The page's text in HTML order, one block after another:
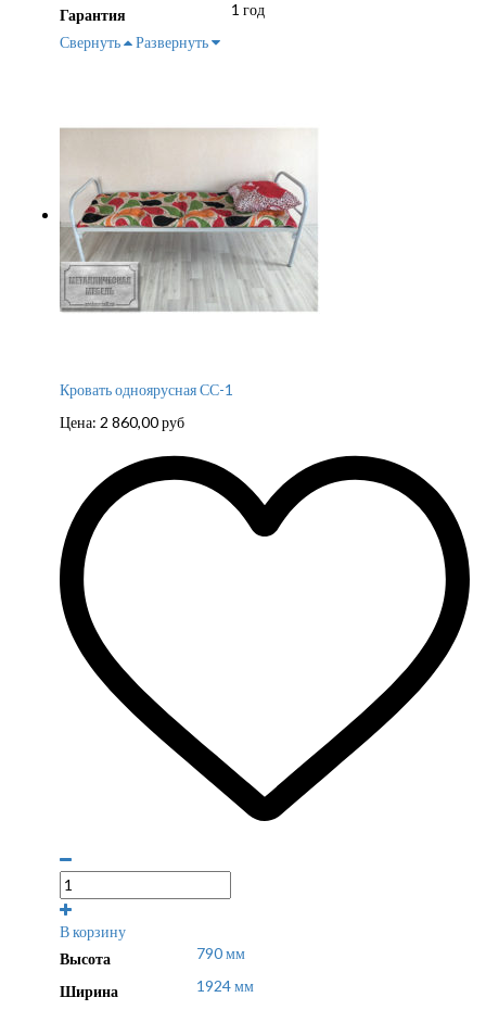
Гарантия
1 год
Свернуть
Развернуть
Кровать одноярусная СС-1
Цена: 2 860,00руб
В корзину
Высота
790 мм
Ширина 1924 мм